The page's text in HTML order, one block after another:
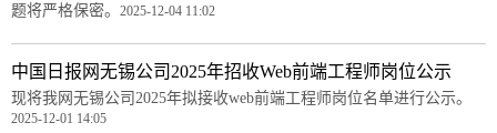
题将严格保密。 2025-12-04 11:02
中国日报网无锡公司2025年招收Web前端工程师岗位公示
现将我网无锡公司2025年拟接收web前端工程师岗位名单进行公示。
2025-12-01 14:05